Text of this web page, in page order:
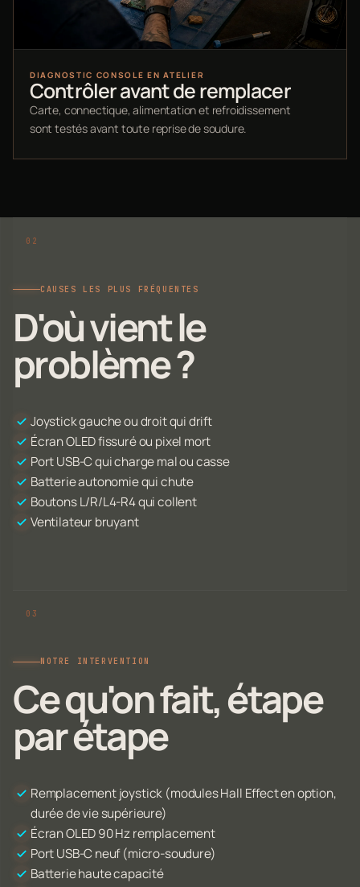
DIAGNOSTIC CONSOLE EN ATELIER
Contrôler avant de remplacer
Carte, connectique, alimentation et refroidissement
sont testés avant toute reprise de soudure.
CAUSES LES PLUS FRÉQUENTES
D'où vient le
problème ?
Joystick gauche ou droit qui drift
Écran OLED fissuré ou pixel mort
Port USB-C qui charge mal ou casse
Batterie autonomie qui chute
Boutons L/R/L4-R4 qui collent
Ventilateur bruyant
NOTRE INTERVENTION
Ce qu'on fait, étape
par étape
Remplacement joystick (modules Hall Effect en option,
durée de vie supérieure)
Écran OLED 90 Hz remplacement
Port USB-C neuf (micro-soudure)
Batterie haute capacité